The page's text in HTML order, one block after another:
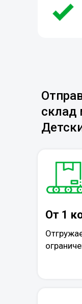
склад
От 1